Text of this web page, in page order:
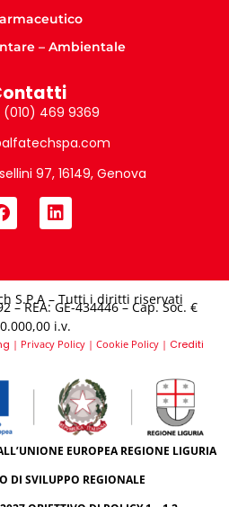
– Ambientale
(010) 469 9369
97, 16149, Genova
S.P.A – Tutti i diritti riservati
– REA: GE-434446 – Cap. Soc. €
i.v.​
| Privacy Policy| Cookie Policy| Crediti
EUROPEA REGIONE LIGURIA
DI SVILUPPO REGIONALE